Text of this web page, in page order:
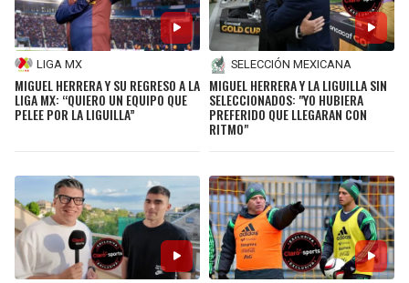
LIGA MX
MIGUEL HERRERA Y SU REGRESO A LA
LIGA MX: “QUIERO UN EQUIPO QUE
PELEE POR LA LIGUILLA”
SELECCIÓN MEXICANA
MIGUEL HERRERA Y LA LIGUILLA SIN
SELECCIONADOS: "YO HUBIERA
PREFERIDO QUE LLEGARAN CON
RITMO"